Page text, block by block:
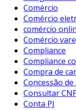
Comércio
Comércio
comércio
Comércio
Compliance
Compliance
Compra de
Concessão
Consultar
Conta PJ